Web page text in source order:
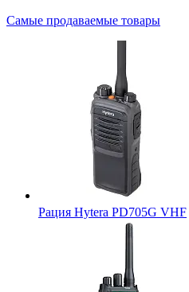
Самые продаваемые товары
Рация Hytera PD705G VHF